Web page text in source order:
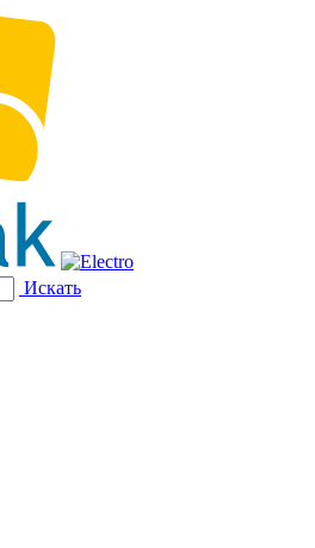
Искать